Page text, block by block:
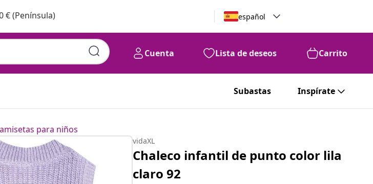
€ (Península) español
Cuenta Lista de deseos Carrito
Subastas Inspírate
para niños
vidaXL
Chaleco infantil de punto color lila
claro 92